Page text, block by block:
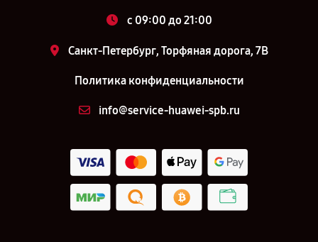
c 09:00 до 21:00
Санкт-Петербург, Торфяная дорога, 7В
Политика конфиденциальности
info@service-huawei-spb.ru